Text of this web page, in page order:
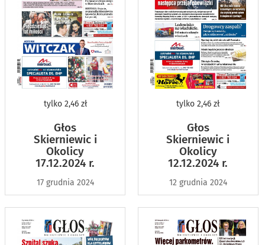
tylko2,46 zł
Głos
Skierniewic i
Okolicy
17.12.2024 r.
17 grudnia 2024
tylko 2,46 zł
Głos
Skierniewic i
Okolicy
12.12.2024 r.
12 grudnia 2024